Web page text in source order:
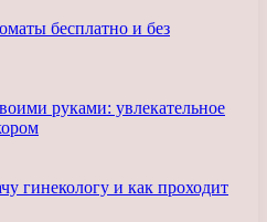
бесплатно и без
руками: увлекательное
гинекологу и как проходит